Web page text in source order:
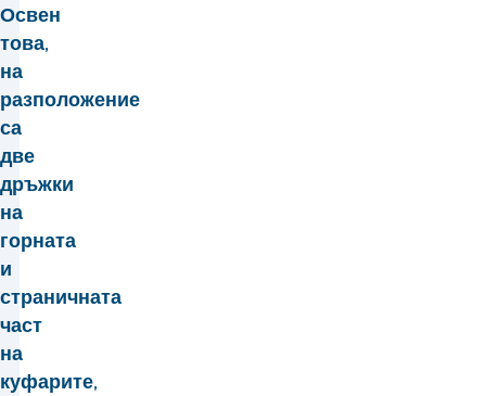
Освен
това,
на
разположение
са
две
дръжки
на
горната
и
страничната
част
на
куфарите,